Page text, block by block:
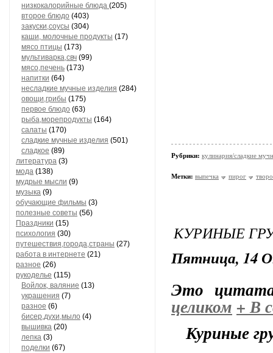
низкокалорийные блюда (205)
второе блюдо (403)
закуски,соусы (304)
каши, молочные продукты (17)
мясо птицы (173)
мультиварка,свч (99)
мясо,печень (173)
напитки (64)
несладкие мучные изделия (284)
овощи,грибы (175)
первое блюдо (63)
рыба,морепродукты (164)
салаты (170)
сладкие мучные изделия (501)
сладкое (89)
литература (3)
мода (138)
мудрые мысли (9)
музыка (9)
обучающие фильмы (3)
полезные советы (56)
Праздники (15)
психология (30)
путешествия,города,страны (27)
работа в интернете (21)
разное (26)
рукоделье (115)
Войлок, валяние (13)
украшения (7)
разное (6)
бисер,духи,мыло (4)
вышивка (20)
лепка (3)
поделки (67)
Рубрики: кулинария/сладкие
Метки: выпечка пирог
КУРИНЫЕ
Пятница, 14
Это
целиком +В
Куриные